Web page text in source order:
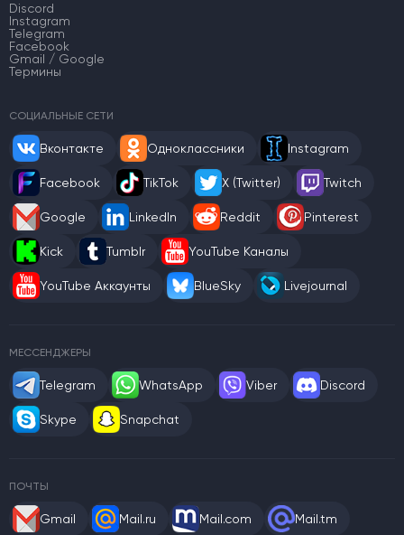
Discord
Instagram
Telegram
Facebook
Gmail / Google
Термины
СОЦИАЛЬНЫЕ СЕТИ
Вконтакте Одноклассники Instagram
Facebook TikTok X (Twitter) Twitch
Google LinkedIn Reddit Pinterest
Kick Tumblr YouTube Каналы
YouTube Аккаунты BlueSky Livejournal
МЕССЕНДЖЕРЫ
Telegram WhatsApp Viber Discord
Skype Snapchat
ПОЧТЫ
Gmail Mail.ru Mail.com Mail.tm